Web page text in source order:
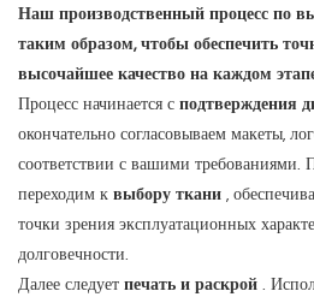
Наш производственный процесс по
таким образом, чтобы обеспечить
высочайшее качество на каждом
Процесс начинается с подтверждения
окончательно согласовываем макеты,
соответствии с вашими требованиями.
переходим к выбору ткани ,
точки зрения эксплуатационных
долговечности.
Далее следует печать и раскрой .